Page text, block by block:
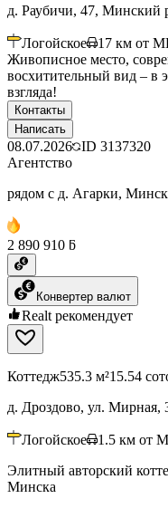
д. Раубичи, 47, Минский
Логойское 17 км от
Живописное место,
восхитительный вид – в
взгляда!
Контакты
Написать
08.07.2026 ID 3137320
Агентство
рядом с д. Агарки,
2 890 910 ƃ
Конвертер валют
Realt рекомендует
Коттедж535.3 м²15.54
д. Дроздово, ул.
Логойское 1.5 км от
Элитный авторский
Минска